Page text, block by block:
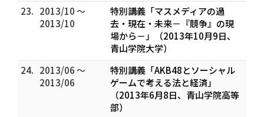
23. 2013/10 ～
2013/10
特別講義「マスメディアの過
去・現在・未来－『競争』の現
場から－」（2013年10月9日、
青山学院大学）
24. 2013/06 ～
2013/06
特別講義「AKB48とソーシャル
ゲームで考える法と経済」
（2013年6月8日、青山学院高等
部）